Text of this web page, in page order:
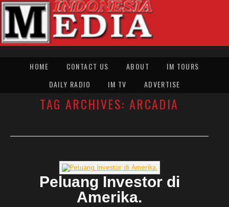
HOME CONTACT US ABOUT
IM TOURS
DAILY RADIO
IM TV ADVERTISE
TAG ARCHIVES: ARCADIA
Peluang Investor di
Amerika.